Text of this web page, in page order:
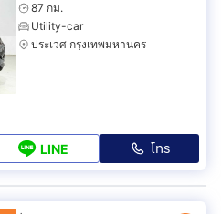
87 กม.
Utility-car
ประเวศ กรุงเทพมหานคร
LINE โทร